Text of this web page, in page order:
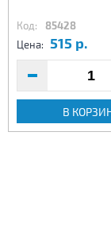
Код: 85428
Цена: 515 р.
В